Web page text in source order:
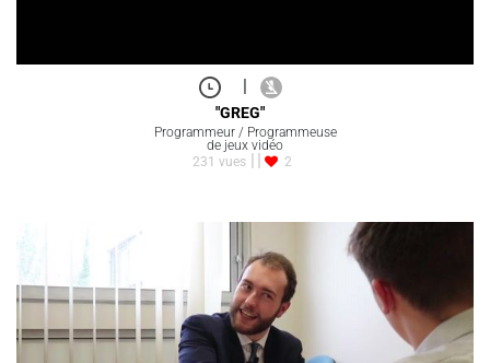
"GREG"
Programmeur / Programmeuse
de jeux vidéo
231 vues
2